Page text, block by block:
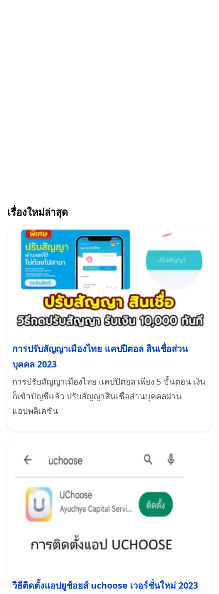
เรื่องใหม่ล่าสุด
การปรับสัญญาเมืองไทย แคปปิตอล สินเชื่อส่วน
บุคคล 2023
การปรับสัญญาเมืองไทย แคปปิตอล เพียง 5 ขั้นตอน เงิน
ก็เข้าบัญชีเเล้ว ปรับสัญญาสินเชื่อส่วนบุคคลผ่าน
แอปพลิเคชัน
วิธีติดตั้งแอปยูช้อยส์ uchoose เวอร์ชั่นใหม่ 2023